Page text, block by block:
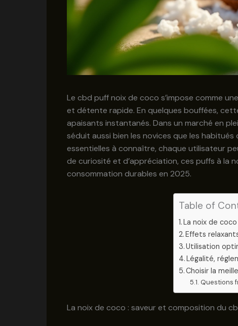
Le cbd puff noix de coco s’impose comme
et détente rapide. En quelques bouffées,
apaisants instantanés. Dans un marché en
séduit aussi bien les novices que les
essentielles à connaître, chaque utilisateur
de curiosité et d’appréciation, ces puffs à la
consommation durables en 2025.
Table of
La noix de
Effets
Utilisation
Légalité,
Choisir la
Questions
La noix de coco : saveur et composition du